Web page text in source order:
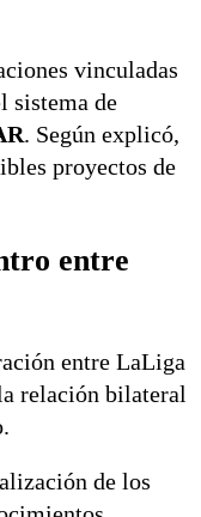
vinculadas
sistema de
. Según explicó,
proyectos de
entre
entre LaLiga
relación bilateral
de los